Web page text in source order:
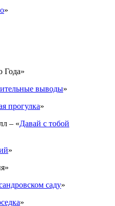
»
Года»
выводы»
прогулка»
– «Давай с тобой
»
саду»
»